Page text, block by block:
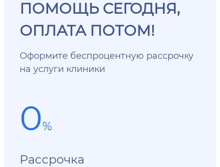
ПОМОЩЬ СЕГОДНЯ,
ОПЛАТА ПОТОМ!
Оформите беспроцентную рассрочку
на услуги клиники
0%
Рассрочка